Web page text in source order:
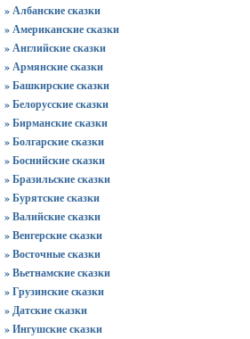
» Албанские сказки
» Американские сказки
» Английские сказки
» Армянские сказки
» Башкирские сказки
» Белорусские сказки
» Бирманские сказки
» Болгарские сказки
» Боснийские сказки
» Бразильские сказки
» Бурятские сказки
» Валийские сказки
» Венгерские сказки
» Восточные сказки
» Вьетнамские сказки
» Грузинские сказки
» Датские сказки
» Ингушские сказки